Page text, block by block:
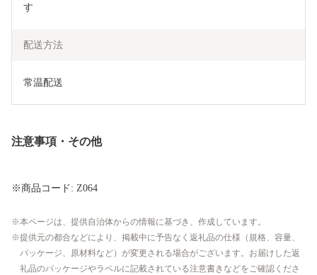
す
配送方法
常温配送
注意事項・その他
※商品コード: Z064
本ページは、提供自治体からの情報に基づき、作成しています。
提供元の都合などにより、掲載中に予告なく返礼品の仕様（規格、容量、
パッケージ、原材料など）が変更される場合がございます。お届けした返
礼品のパッケージやラベルに記載されている注意書きなどをご確認くださ